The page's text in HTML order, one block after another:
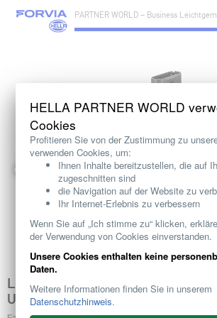
PARTNER WORLD – Business
LUFTMASSENMESSER: HELLA
UNTERSCHIED
HELLA PARTNER WORLD
Cookies
Profitieren Sie von der Zustimmung zu
verwenden Cookies, um:
Ihnen Inhalte bereitzustellen, die auf
zugeschnitten sind
die Navigation auf der Website zu
Ihr Internet-Erlebnis zu verbessern
Wenn Sie auf „Ich stimme zu“ klicken,
der Verwendung von Cookies einverstanden.
Unsere Cookies enthalten keine
Daten.
Weitere Informationen finden Sie in unserem
Datenschutzhinweis.